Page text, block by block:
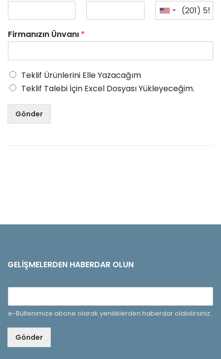
Firmanızın Ünvanı *
Teklif Ürünlerini Elle Yazacağım
Teklif Talebi İçin Excel Dosyası Yükleyeceğim.
Gönder
GELIŞMELERDEN HABERDAR OLUN
e-Bültenimize abone olarak yeniliklerden haberdar olabilirsiniz.
Gönder